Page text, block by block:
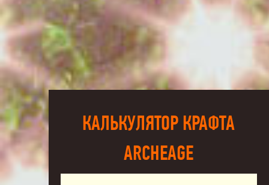
КАЛЬКУЛЯТОР КРАФТА
ARCHEAGE